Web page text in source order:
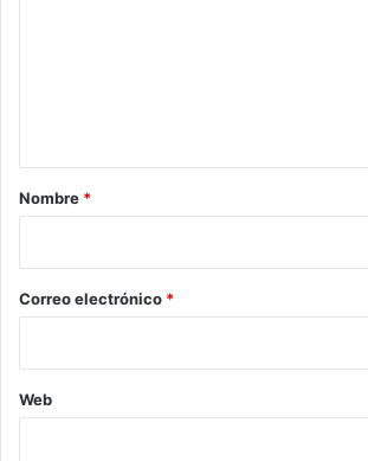
r
*
Nombre *
Correo electrónico *
Web